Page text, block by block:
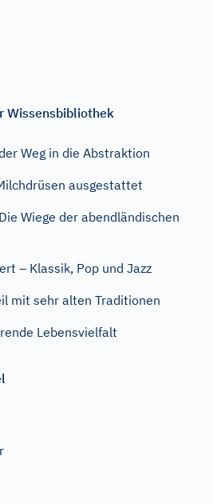
Wissensbibliothek
Weg in die Abstraktion
ausgestattet
Wiege der abendländischen
– Klassik, Pop und Jazz
mit sehr alten Traditionen
Lebensvielfalt